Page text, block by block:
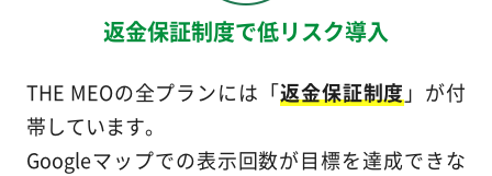
返金保証制度で低リスク導入
THE MEOの全プランには「返金保証制度 」が付
帯しています。
Googleマップでの表示回数が目標を達成できな